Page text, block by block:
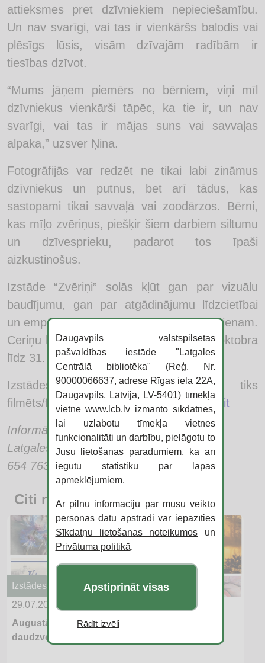
attieksmes pret dzīvniekiem nepieciešamību.
Un nav svarīgi, vai tas ir vienkāršs balodis vai
plēsīgs lūsis, visām dzīvajām radībām ir
tiesības dzīvot.
“Mums jāņem piemērs no bērniem, viņi mīl
dzīvniekus vienkārši tāpēc, ka tie ir, un nav
svarīgi, vai tas ir mājas suns vai savvaļas
alpaka,” uzsver Ņina.
Fotogrāfijās var redzēt ne tikai labi zināmus
dzīvniekus un putnus, bet arī tādus, kas
sastopami tikai savvaļā vai zoodārzos. Bērni,
kas mīļo zvēriņus, piešķir šiem darbiem siltumu
un dzīvesprieku, padarot tos īpaši
aizkustinošus.
Izstāde “Zvēriņi” solās kļūt gan par vizuālu
baudījumu, gan par atgādinājumu līdzcietībai
un empātijai – vērtībām, kas svarīgas ikvienam.
Ceriņu bibliotēkā tā būs skatāma no 1. oktobra
līdz 31. oktobrim.
Izstādes atklāšanas pasākumā tiks
filmēts/fotografēts. Vairāk informācijas
šeit
Informāciju sagatavoja:
Latgales Centrālā bibliotēka
654 76345
Citi raksti
Izstādes
29.07.2026
Augustā Daugavpils bibliotēkas aicina iepazīt
daudzveidīgas mākslas izstādes
Daugavpils valstspilsētas
pašvaldības iestāde "Latgales
Centrālā bibliotēka" (Reģ. Nr.
90000066637, adrese Rīgas iela 22A,
Daugavpils, Latvija, LV-5401) tīmekļa
vietnē www.lcb.lv izmanto sīkdatnes,
lai uzlabotu tīmekļa vietnes
funkcionalitāti un darbību, pielāgotu to
Jūsu lietošanas paradumiem, kā arī
iegūtu statistiku par lapas
apmeklējumiem.
Ar pilnu informāciju par mūsu veikto
personas datu apstrādi var iepazīties
Sīkdatņu lietošanas noteikumos un
Privātuma politikā.
Apstiprināt visas
Rādīt izvēli